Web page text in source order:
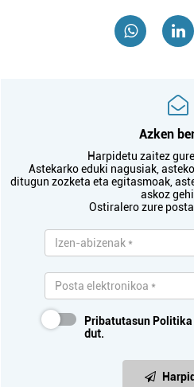
Azken
Harpidetu zaitez
Astekarko eduki nagusiak,
ditugun zozketa eta egitasmoak,
askoz
Ostiralero zure
Pribatutasun Politika
dut.